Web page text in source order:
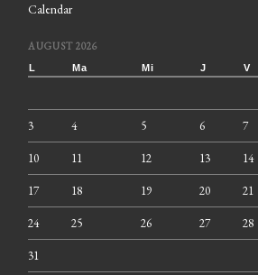
Calendar
AUGUST 2026
L Ma Mi J V
3 4 5 6 7
10 11 12 13 14
17 18 19 20 21
24 25 26 27 28
31